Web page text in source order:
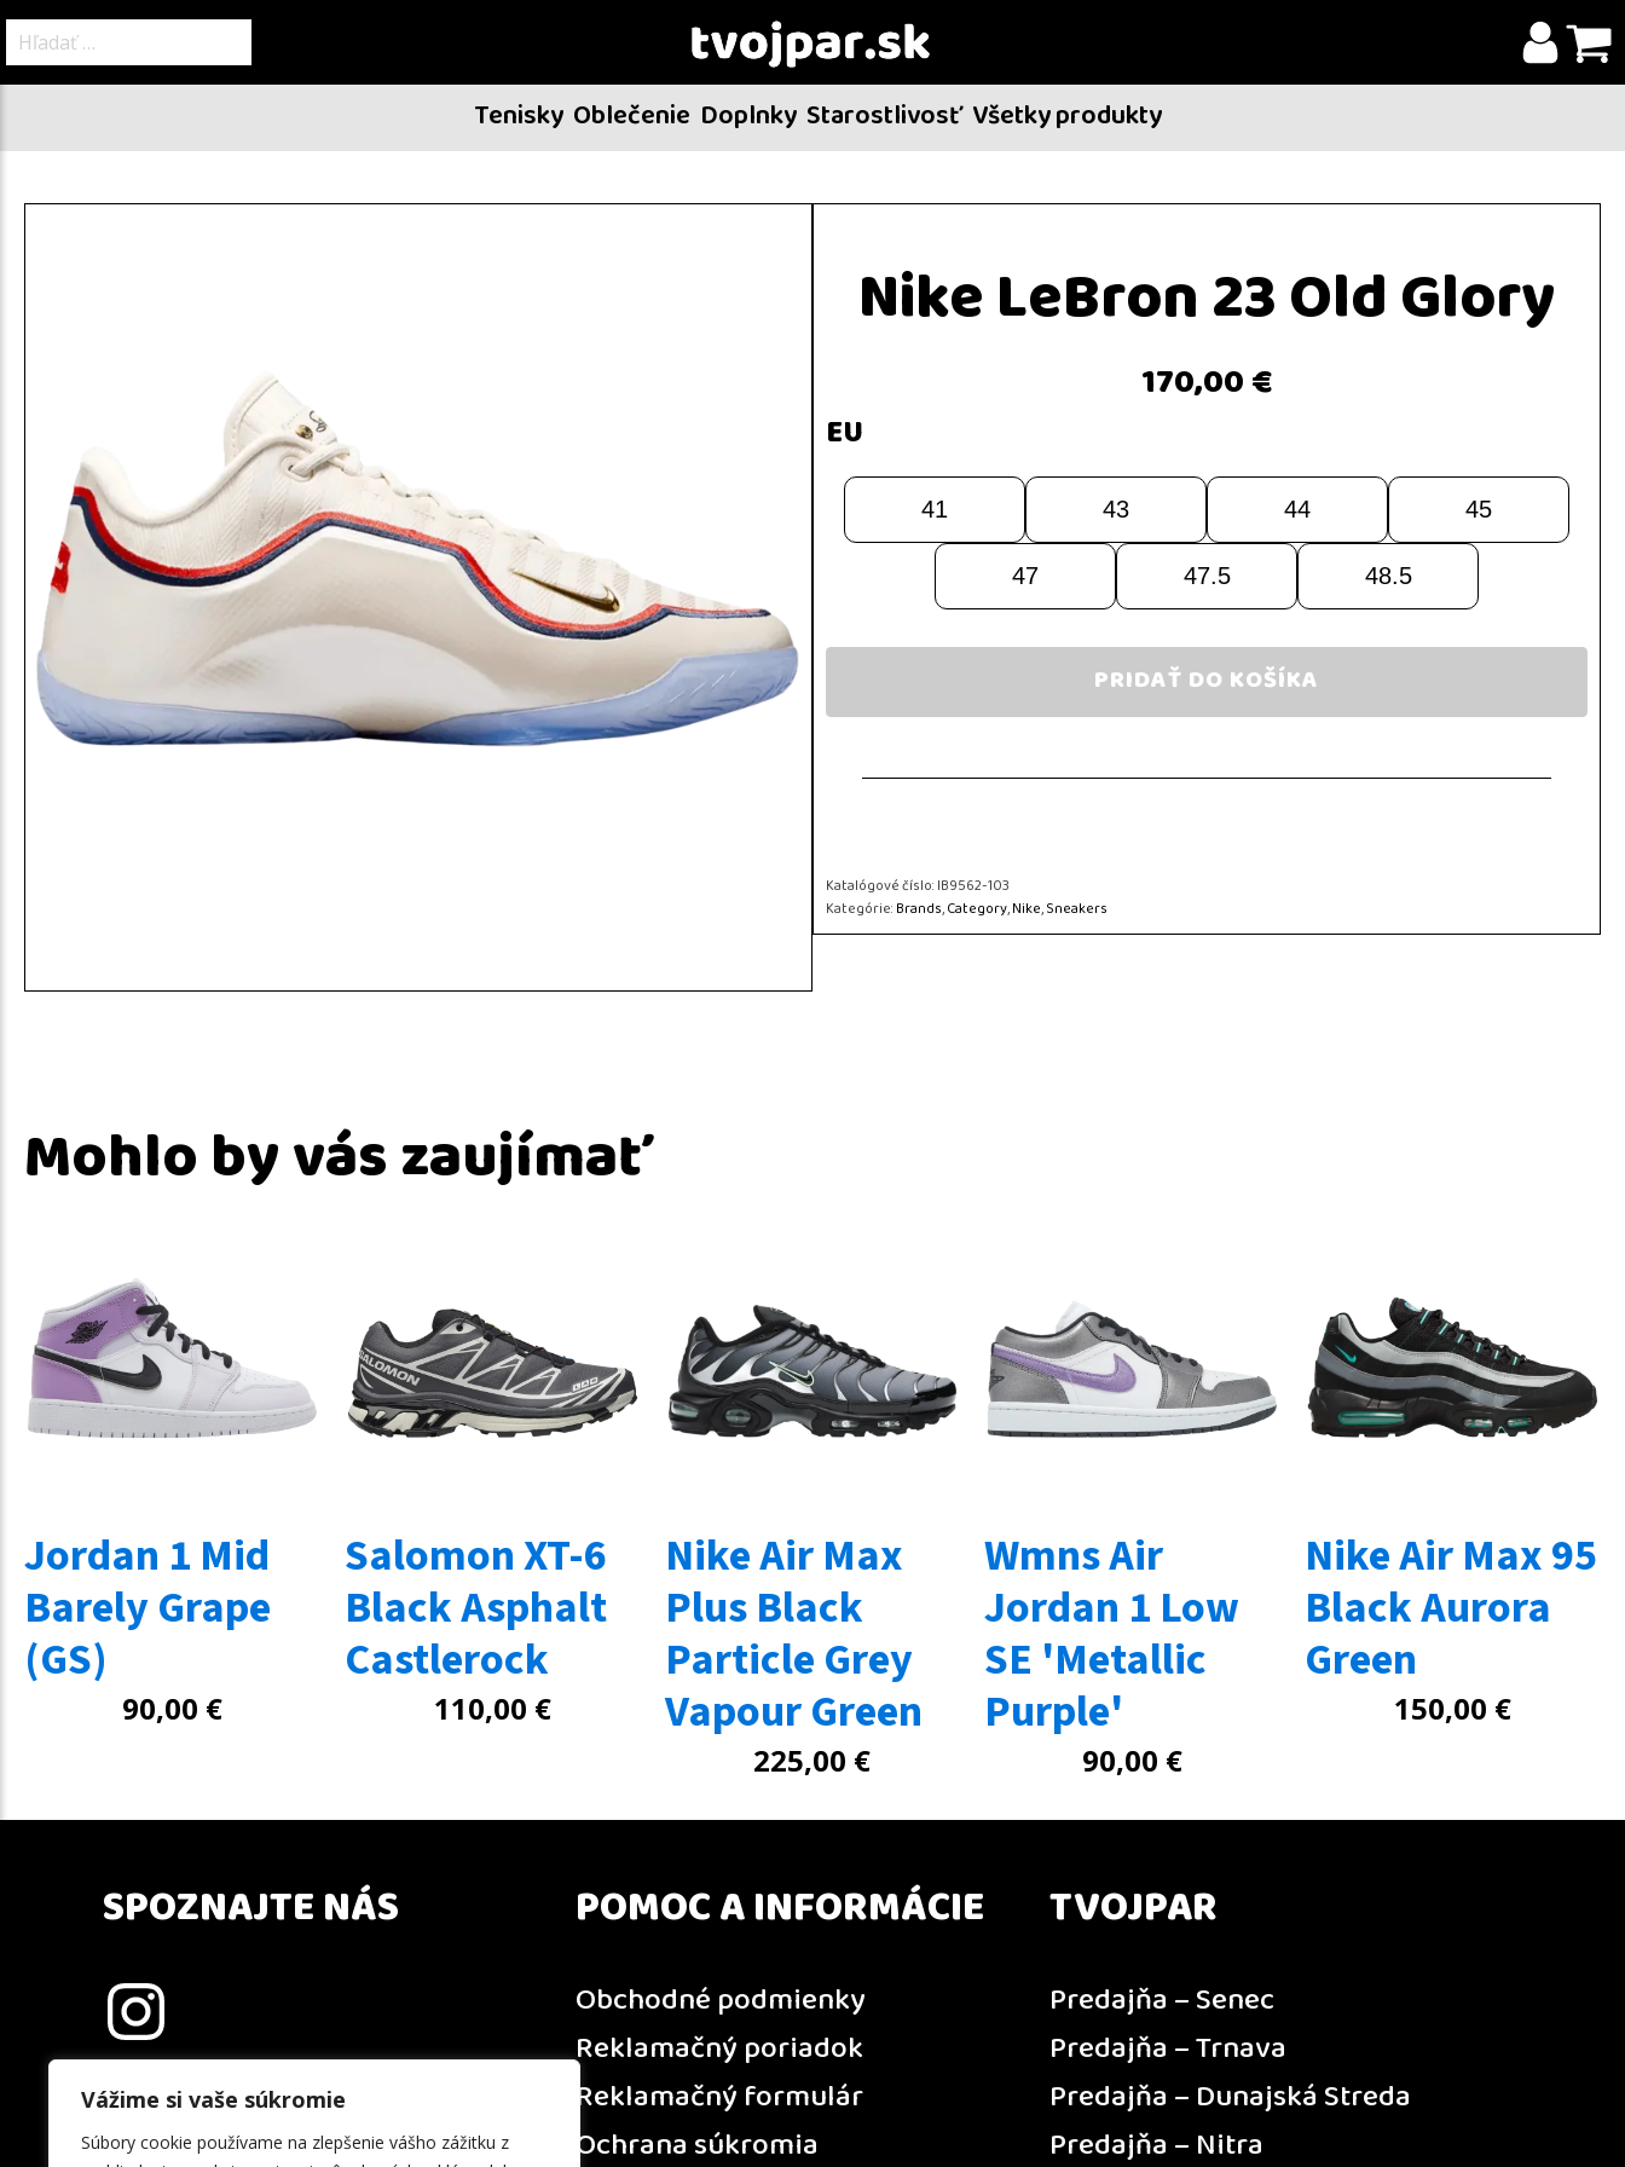
Vážime si vaše súkromie
Súbory cookie používame na zlepšenie vášho zážitku z
Tenisky Oblečenie Doplnky Starostlivosť Všetky produkty
Nike LeBron 23 Old Glory
170,00 €
EU
41 43 44 45
47 47.5 48.5
PRIDAŤ DO KOŠÍKA
Katalógové číslo:IB9562-103
Kategórie:Brands,Category,Nike,Sneakers
Mohlo by vás zaujímať
Jordan 1 Mid
Barely Grape
(GS)
90,00 €
Salomon XT-6
Black Asphalt
Castlerock
110,00 €
Nike Air Max
Plus Black
Particle Grey
Vapour Green
225,00 €
Wmns Air
Jordan 1 Low
SE 'Metallic
Purple'
90,00 €
Nike Air Max 95
Black Aurora
Green
150,00 €
SPOZNAJTE NÁS POMOC A INFORMÁCIE
Obchodné podmienky
Reklamačný poriadok
Reklamačný formulár
Ochrana súkromia
TVOJPAR
Predajňa – Senec
Predajňa – Trnava
Predajňa – Dunajská Streda
Predajňa – Nitra